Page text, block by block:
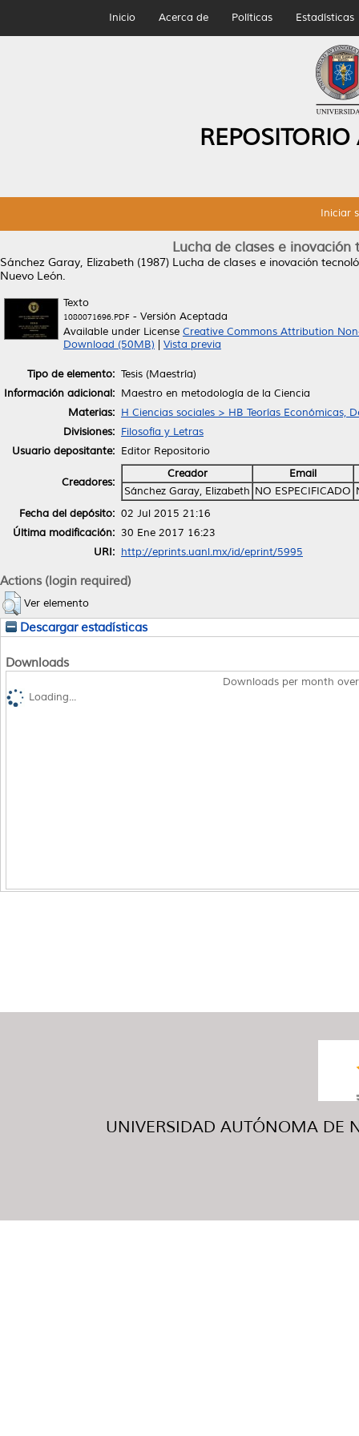
Inicio Acerca de Políticas Estadísticas
Iniciar
Lucha de clases e
Sánchez Garay, Elizabeth (1987) Lucha de clases e inovación
Nuevo León.
Texto
1080071696.PDF - Versión Aceptada
Available under License Creative Commons Attribution
Download (50MB)
Vista previa
Tipo de elemento: Tesis (Maestría)
Información adicional: Maestro en metodología de la Ciencia
Materias: H Ciencias sociales > HB Teorías Económicas,
Divisiones: Filosofía y Letras
Usuario depositante: Editor Repositorio
Creadores:
Creador
Email
Sánchez Garay, Elizabeth NO ESPECIFICADO
Fecha del depósito: 02 Jul 2015 21:16
Última modificación: 30 Ene 2017 16:23
URI: http://eprints.uanl.mx/id/eprint/5995
Actions (login required)
Ver elemento
Descargar estadísticas
Downloads
Downloads per month
Loading...
UNIVERSIDAD AUTÓNOMA DE